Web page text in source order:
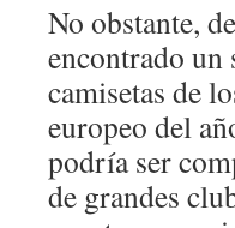
No obstante,
encontrado un
camisetas de
europeo del
podría ser
de grandes